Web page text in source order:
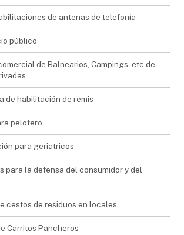
de antenas de telefonía
público
de Balnearios, Campings, etc de
de habilitación de remis
pelotero
para geriatricos
para la defensa del consumidor y del
cestos de residuos en locales
Carritos Pancheros